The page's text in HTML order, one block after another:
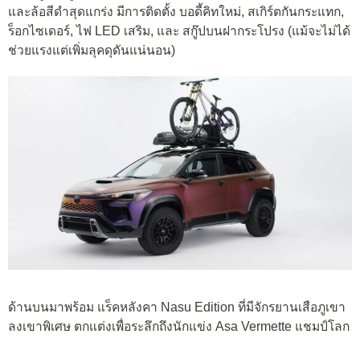
และล้อสีดำสุดแกร่ง มีการติดตั้ง บอดี้คิทใหม่, สเกิร์ตกันกระแทก,
ร็อกไซเดอร์, ไฟ LED เสริม, และ สกู๊ปบนฝากระโปรง (แม้จะไม่ได้
ช่วยแรงแต่เพิ่มลุคดุดันแน่นอน)
ด้านบนมาพร้อม แร็คหลังคา Nasu Edition ที่มีจักรยานเสือภูเขา
ลงเขาพิเศษ ตกแต่งเพื่อระลึกถึงนักแข่ง Asa Vermette แชมป์โลก